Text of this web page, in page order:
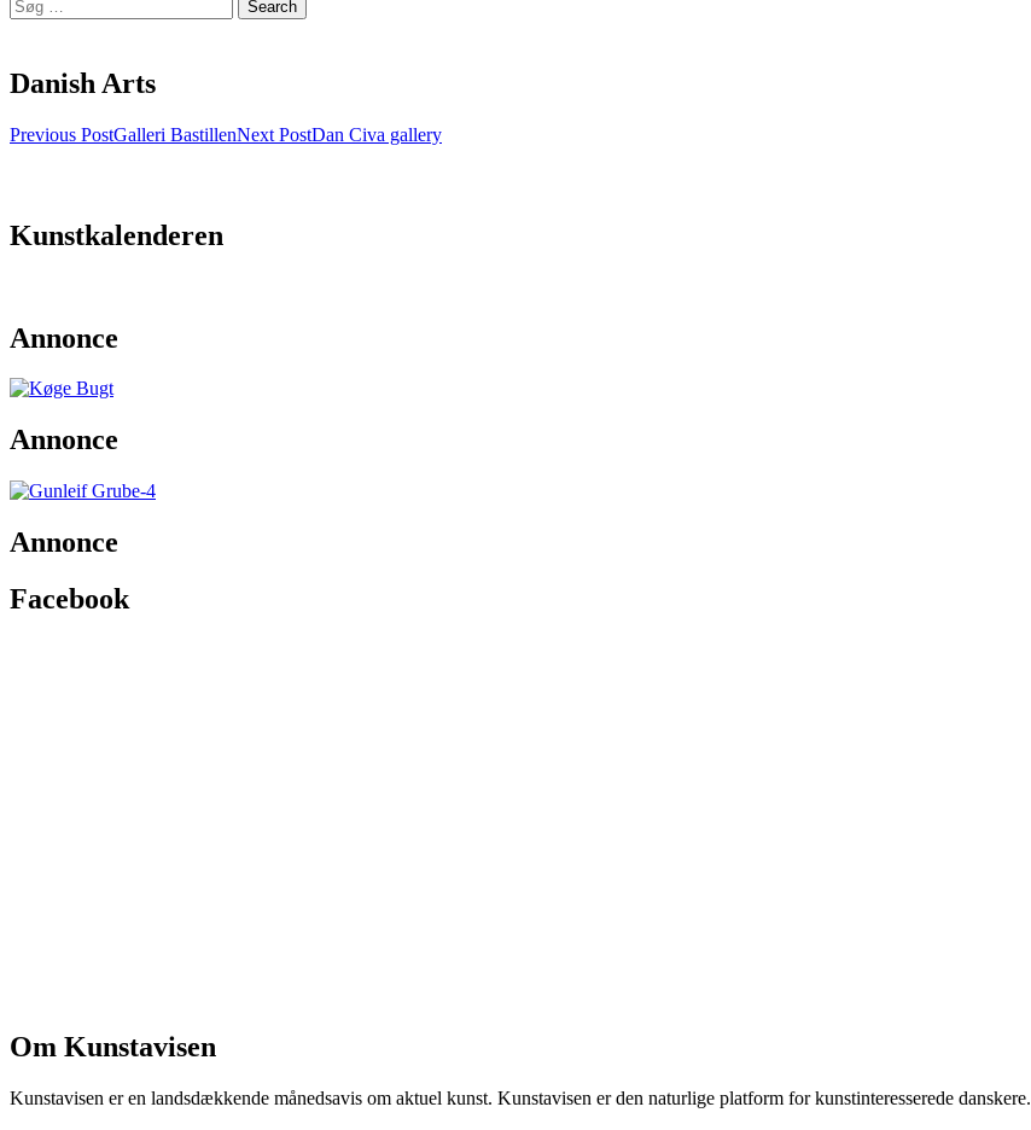
for:
Danish Arts
Post
Previous PostGalleri BastillenNext PostDan Civa gallery
Kunstkalenderen
Annonce
Annonce
Annonce
Facebook
Om Kunstavisen
Kunstavisen er en landsdækkende månedsavis om aktuel kunst. Kunstavisen er den naturlige platform for kunstinteresserede danskere.